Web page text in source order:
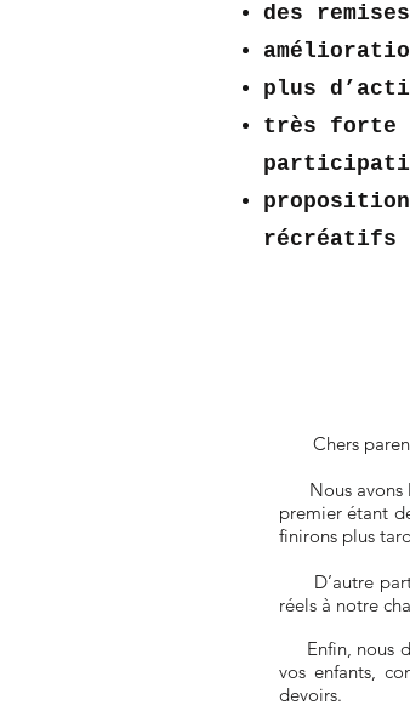
des
plus
très forte
récréatifs
Chers
Nous avons
premier étant
finirons plus
D’autre part,
réels à notre
Enfin, nous
vos enfants,
devoirs.